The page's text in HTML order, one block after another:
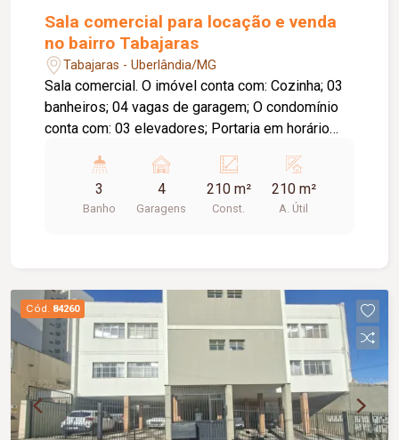
Sala comercial para locação e venda
no bairro Tabajaras
Tabajaras - Uberlândia/MG
Sala comercial. O imóvel conta com: Cozinha; 03
banheiros; 04 vagas de garagem; O condomínio
conta com: 03 elevadores; Portaria em horário
3
Banho
4
Garagens
210 m²
Const.
210 m²
A. Útil
Cód. 84260